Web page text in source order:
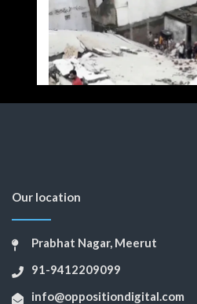
Our location
Prabhat Nagar, Meerut
91-9412209099
info@oppositiondigital.com